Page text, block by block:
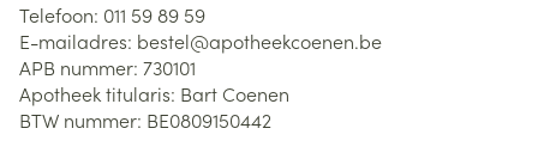
Telefoon: 011 59 89 59
E-mailadres: bestel@apotheekcoenen.be
APB nummer: 730101
Apotheek titularis: Bart Coenen
BTW nummer: BE0809150442